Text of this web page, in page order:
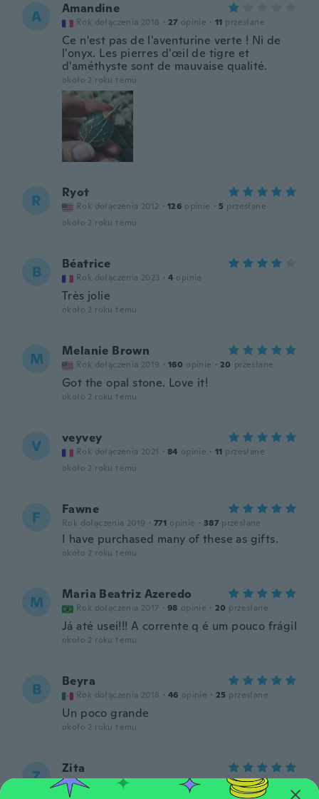
A Amandine
Rok dołączenia 2018 · 27 opinie · 11 przesłane
Ce n'est pas de l'aventurine verte ! Ni de
l'onyx. Les pierres d'œil de tigre et
d'améthyste sont de mauvaise qualité.
około 2 roku temu
R Ryot
Rok dołączenia 2012 · 126 opinie · 5 przesłane
około 2 roku temu
B Béatrice
Rok dołączenia 2023 · 4 opinie
Très jolie
około 2 roku temu
M Melanie Brown
Rok dołączenia 2019 · 160 opinie · 20 przesłane
Got the opal stone. Love it!
około 2 roku temu
V veyvey
Rok dołączenia 2021 · 84 opinie · 11 przesłane
około 2 roku temu
F Fawne
Rok dołączenia 2019 · 771 opinie · 387 przesłane
I have purchased many of these as gifts.
około 2 roku temu
M Maria Beatriz Azeredo
Rok dołączenia 2017 · 98 opinie · 20 przesłane
Já até usei!!! A corrente q é um pouco frágil
około 2 roku temu
B Beyra
Rok dołączenia 2018 · 46 opinie · 25 przesłane
Un poco grande
około 2 roku temu
Z Zita
Rok dołączenia 2017 · 6 opinie